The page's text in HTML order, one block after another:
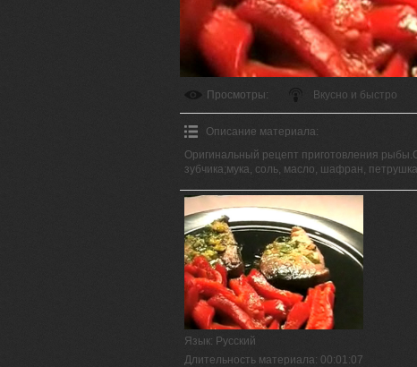
Просмотры: Вкусно и быстро
Описание материала:
Оригинальный рецепт приготовления
зубчика;мука, соль, масло, шафран,
Язык: Русский
Длительность материала: 00:01:07